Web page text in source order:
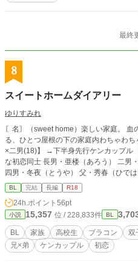
ンは堂々としたブラ
われるレオンハルトの
の方にたまに短編な
最終
8
スイートホームダイアリー
ゆりすみれ
〘名〙（sweet home）楽しい家庭。 血のつながらない寄せ集め家族が繰り広げ
る、ひとつ屋根の下の家庭内わちゃわちゃBL
×二男(18)】 →下半身先行ケンカップル 【三男(18)×四男(16)】 →スローペース
な初恋同士 長男・亜楼（あろう） 二男・海斗（かいと） 三男・眞空（まそら）
四男・冬夜（とうや） 父・秀春（ひではる） ※二男と三男は双子で、
がっています。 ※近親相姦はありません
BL 完結 長編 R18
24h.ポイント 56pt
小説 15,357 位 / 228,833件 BL
BL 家族 高校生 ブラコン 双
兄×弟
ケンカップル 初恋